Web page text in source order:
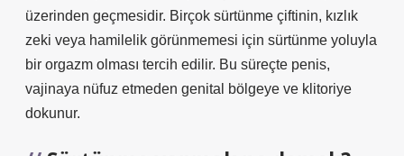
üzerinden geçmesidir. Birçok sürtünme çiftinin, kızlık
zeki veya hamilelik görünmemesi için sürtünme yoluyla
bir orgazm olması tercih edilir. Bu süreçte penis,
vajinaya nüfuz etmeden genital bölgeye ve klitoriye
dokunur.